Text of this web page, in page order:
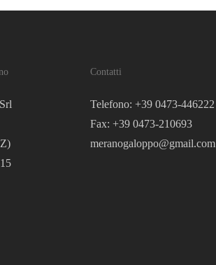
Contatti
Telefono: +39 0473-446222
Fax: +39 0473-210693
meranogaloppo@gmail.com